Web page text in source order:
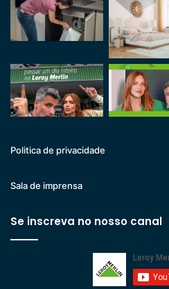
Politica de privacidade
Sala de imprensa
Se inscreva no nosso canal